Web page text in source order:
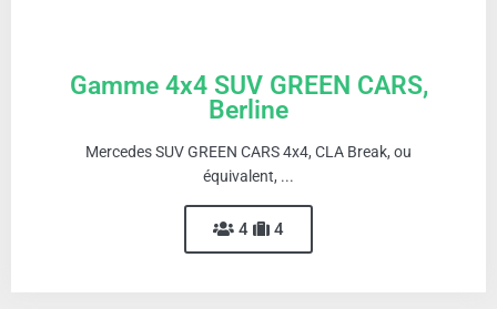
Gamme 4x4 SUV GREEN CARS,
Berline
Mercedes SUV GREEN CARS 4x4, CLA Break, ou
équivalent, ...
4 4